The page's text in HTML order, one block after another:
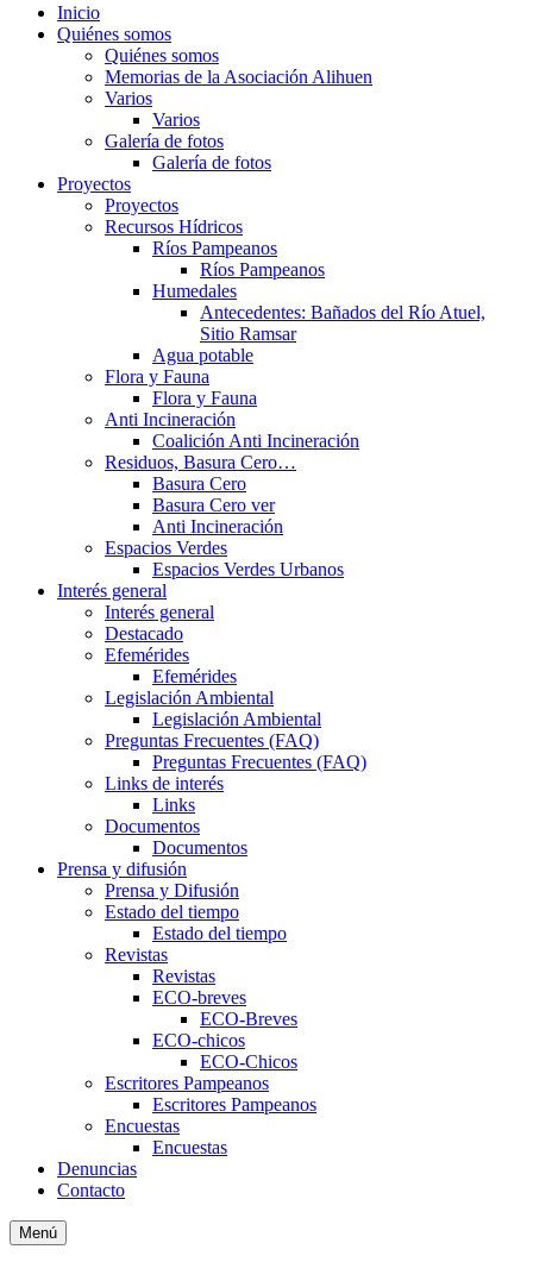
Inicio
Quiénes somos
Quiénes somos
Memorias de la Asociación Alihuen
Varios
Varios
Galería de fotos
Galería de fotos
Proyectos
Proyectos
Recursos Hídricos
Ríos Pampeanos
Ríos Pampeanos
Humedales
Antecedentes: Bañados del Río Atuel,
Sitio Ramsar
Agua potable
Flora y Fauna
Flora y Fauna
Anti Incineración
Coalición Anti Incineración
Residuos, Basura Cero…
Basura Cero
Basura Cero ver
Anti Incineración
Espacios Verdes
Espacios Verdes Urbanos
Interés general
Interés general
Destacado
Efemérides
Efemérides
Legislación Ambiental
Legislación Ambiental
Preguntas Frecuentes (FAQ)
Preguntas Frecuentes (FAQ)
Links de interés
Links
Documentos
Documentos
Prensa y difusión
Prensa y Difusión
Estado del tiempo
Estado del tiempo
Revistas
Revistas
ECO-breves
ECO-Breves
ECO-chicos
ECO-Chicos
Escritores Pampeanos
Escritores Pampeanos
Encuestas
Encuestas
Denuncias
Contacto
Menú